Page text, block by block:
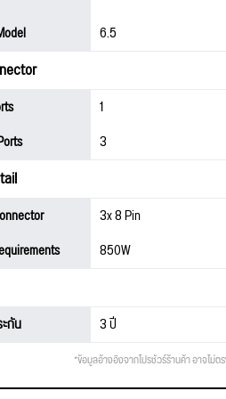
6.5
1
3
3x 8 Pin
850W
กัน 3 ปี
*ข้อมูลอ้างอิงจากโปรชัวร์ร้านค้า อาจไม่